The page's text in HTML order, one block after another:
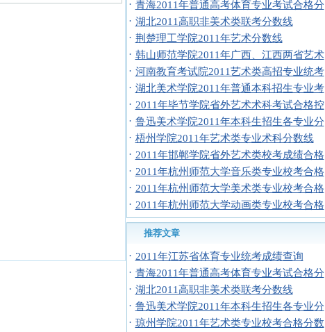
· 青海2011年普通高考体育专业考试合格分
· 湖北2011高职非美术类联考分数线
· 荆楚理工学院2011年艺术分数线
· 韩山师范学院2011年广西、江西两省艺术
· 河南教育考试院2011艺术类高招专业统考
· 湖北美术学院2011年普通本科招生专业考
· 2011年毕节学院省外艺术术科考试合格控
· 鲁迅美术学院2011年本科生招生各专业分
· 梧州学院2011年艺术类专业术科分数线
· 2011年邯郸学院省外艺术类校考成绩合格
· 2011年杭州师范大学音乐类专业校考合格
· 2011年杭州师范大学美术类专业校考合格
· 2011年杭州师范大学动画类专业校考合格
推荐文章
· 2011年江苏省体育专业统考成绩查询
· 青海2011年普通高考体育专业考试合格分
· 湖北2011高职非美术类联考分数线
· 鲁迅美术学院2011年本科生招生各专业分
· 琼州学院2011年艺术类专业校考合格分数